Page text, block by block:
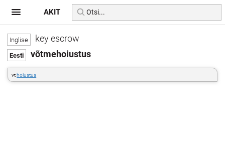
key escrow
võtmehoiustus
vt hoiustus
AKIT